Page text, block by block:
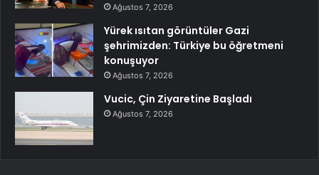
Ağustos 7, 2026
Yürek ısıtan görüntüler Gazi
şehrimizden: Türkiye bu öğretmeni
konuşuyor
Ağustos 7, 2026
Vucic, Çin Ziyaretine Başladı
Ağustos 7, 2026